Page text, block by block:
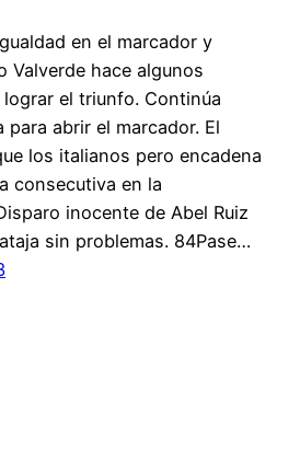
en el marcador y
Valverde hace algunos
el triunfo. Continúa
para abrir el marcador. El
los italianos pero encadena
consecutiva en la
inocente de Abel Ruiz
sin problemas. 84Pase…